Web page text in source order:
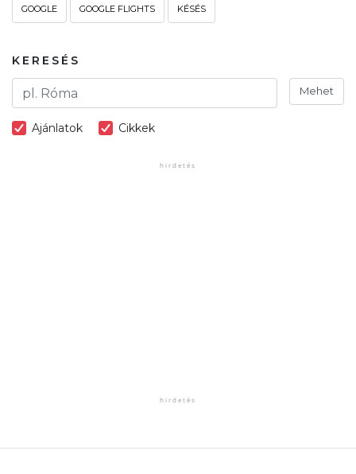
GOOGLE GOOGLE FLIGHTS KÉSÉS
KERESÉS
Mehet
Ajánlatok Cikkek